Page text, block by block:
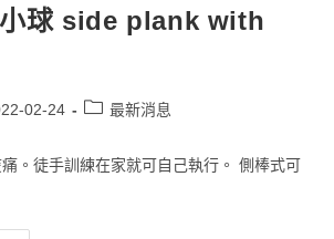
小球 side plank with
02-24 最新消息
。徒手訓練在家就可自己執行。 側棒式可